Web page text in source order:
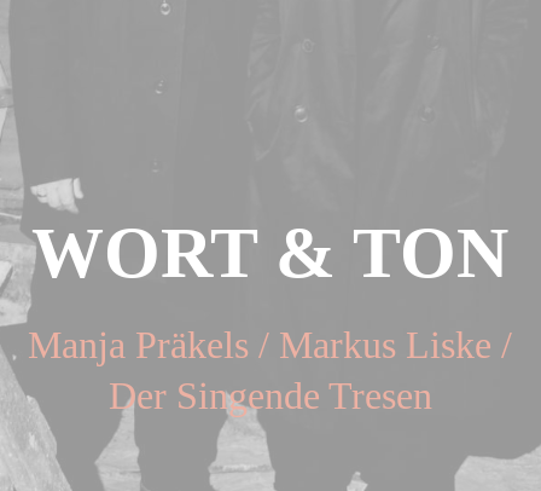
WORT & TON
Manja Präkels / Markus Liske /
Der Singende Tresen